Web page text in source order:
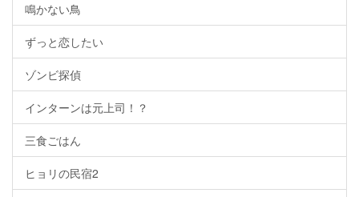
鳴かない鳥
ずっと恋したい
ゾンビ探偵
インターンは元上司！？
三食ごはん
ヒョリの民宿2